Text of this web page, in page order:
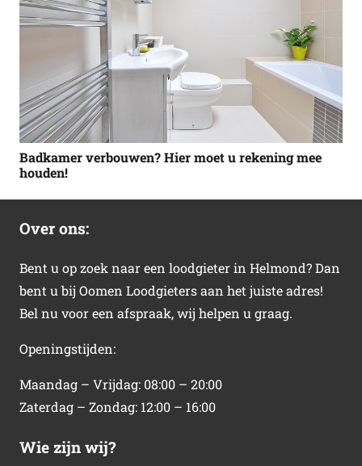
Badkamer verbouwen? Hier moet u rekening mee
houden!
Over ons:
Bent u op zoek naar een loodgieter in Helmond? Dan
bent u bij Oomen Loodgieters aan het juiste adres!
Bel nu voor een afspraak, wij helpen u graag.
Openingstijden:
Maandag – Vrijdag: 08:00 – 20:00
Zaterdag – Zondag: 12:00 – 16:00
Wie zijn wij?